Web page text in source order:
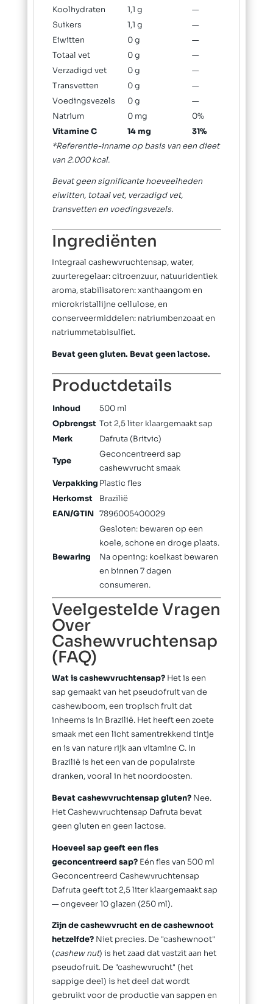
Koolhydraten 1,1 g
—
Suikers
1,1 g
—
Eiwitten
0 g
—
Totaal vet
0 g
—
Verzadigd vet
0 g
—
Transvetten
0 g
—
Voedingsvezels
0 g
—
Natrium
0 mg
0%
Vitamine C
14 mg
31%
*Referentie-inname op basis van een dieet
van 2.000 kcal.
Bevat geen significante hoeveelheden
eiwitten, totaal vet, verzadigd vet,
transvetten en voedingsvezels.
Ingrediënten
Integraal cashewvruchtensap, water,
zuurteregelaar: citroenzuur, natuuridentiek
aroma, stabilisatoren: xanthaangom en
microkristallijne cellulose, en
conserveermiddelen: natriumbenzoaat en
natriummetabisulfiet.
Bevat geen gluten. Bevat geen lactose.
Productdetails
Inhoud
500 ml
Opbrengst Tot 2,5 liter klaargemaakt sap
Merk
Dafruta (Britvic)
Type
Geconcentreerd sap
cashewvrucht smaak
Verpakking Plastic fles
Herkomst
Brazilië
EAN/GTIN 7896005400029
Bewaring
Gesloten: bewaren op een
koele, schone en droge plaats.
Na opening: koelkast bewaren
en binnen 7 dagen
consumeren.
Veelgestelde Vragen
Over
Cashewvruchtensap
(FAQ)
Wat is cashewvruchtensap?Het is een
sap gemaakt van het pseudofruit van de
cashewboom, een tropisch fruit dat
inheems is in Brazilië. Het heeft een zoete
smaak met een licht samentrekkend tintje
en is van nature rijk aan vitamine C. In
Brazilië is het een van de populairste
dranken, vooral in het noordoosten.
Bevat cashewvruchtensap gluten?Nee.
Het Cashewvruchtensap Dafruta bevat
geen gluten en geen lactose.
Hoeveel sap geeft een fles
geconcentreerd sap?Eén fles van 500 ml
Geconcentreerd Cashewvruchtensap
Dafruta geeft tot 2,5 liter klaargemaakt sap
— ongeveer 10 glazen (250 ml).
Zijn de cashewvrucht en de cashewnoot
hetzelfde?Niet precies. De "cashewnoot"
(cashew nut) is het zaad dat vastzit aan het
pseudofruit. De "cashewvrucht" (het
sappige deel) is het deel dat wordt
gebruikt voor de productie van sappen en